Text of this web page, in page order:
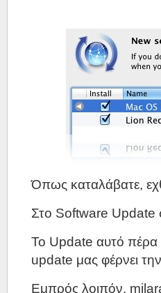
Όπως καταλάβατε,
Στο Software Update
Το Update αυτό πέρα
update μας φέρνει
Εμπρός λοιπόν,